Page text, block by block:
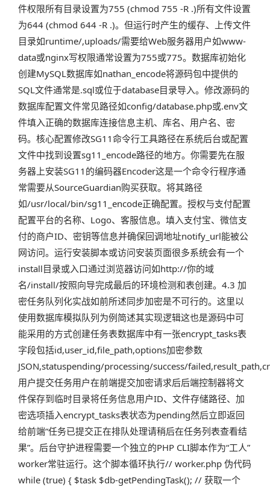
件权限所有目录设置为755 (chmod 755 -R .)所有文件设置
为644 (chmod 644 -R .)。但运行时产生的缓存、上传文件
目录如runtime/,uploads/需要给Web服务器用户如www-
data或nginx写权限通常设置为755或775。数据库初始化
创建MySQL数据库如nathan_encode将源码包中提供的
SQL文件通常是.sql或位于database目录导入。修改源码的
数据库配置文件常见路径如config/database.php或.env文
件填入正确的数据库连接信息主机、库名、用户名、密
码。核心配置修改SG11命令行工具路径在系统后台或配置
文件中找到设置sg11_encode路径的地方。你需要先在服
务器上安装SG11的编码器Encoder这是一个命令行程序通
常需要从SourceGuardian购买获取。将其路径
如/usr/local/bin/sg11_encode正确配置。授权与支付配置
配置平台的名称、Logo、客服信息。填入支付宝、微信支
付的商户ID、密钥等信息并确保回调地址notify_url能被公
网访问。运行安装脚本或访问安装页面很多系统会有一个
install目录或入口通过浏览器访问如http://你的域
名/install/按照向导完成最后的环境检测和表创建。4.3 加
密任务队列化实战如前所述同步加密是不可行的。这里以
使用数据库模拟队列为例简述其实现逻辑这也是源码中可
能采用的方式创建任务表数据库中有一张encrypt_tasks表
字段包括id,user_id,file_path,options加密参数
JSON,statuspending/processing/success/
用户提交任务用户在前端提交加密请求后后端控制器将文
件保存到临时目录将任务信息用户ID、文件存储路径、加
密选项插入encrypt_tasks表状态为pending然后立即返回
给前端“任务已提交正在排队处理请稍后在任务列表查看结
果”。后台守护进程需要一个独立的PHP CLI脚本作为“工人”
worker常驻运行。这个脚本循环执行// worker.php 伪代码
while (true) { $task $db-getPendingTask(); // 获取一个